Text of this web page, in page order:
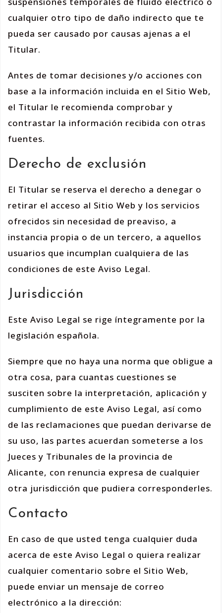
cualquier otro tipo de daño indirecto que te
pueda ser causado por causas ajenas a el
Titular.
Antes de tomar decisiones y/o acciones con
base a la información incluida en el Sitio Web,
el Titular le recomienda comprobar y
contrastar la información recibida con otras
fuentes.
Derecho de exclusión
El Titular se reserva el derecho a denegar o
retirar el acceso al Sitio Web y los servicios
ofrecidos sin necesidad de preaviso, a
instancia propia o de un tercero, a aquellos
usuarios que incumplan cualquiera de las
condiciones de este Aviso Legal.
Jurisdicción
Este Aviso Legal se rige íntegramente por la
legislación española.
Siempre que no haya una norma que obligue a
otra cosa, para cuantas cuestiones se
susciten sobre la interpretación, aplicación y
cumplimiento de este Aviso Legal, así como
de las reclamaciones que puedan derivarse de
su uso, las partes acuerdan someterse a los
Jueces y Tribunales de la provincia de
Alicante, con renuncia expresa de cualquier
otra jurisdicción que pudiera corresponderles.
Contacto
En caso de que usted tenga cualquier duda
acerca de este Aviso Legal o quiera realizar
cualquier comentario sobre el Sitio Web,
puede enviar un mensaje de correo
electrónico a la dirección: